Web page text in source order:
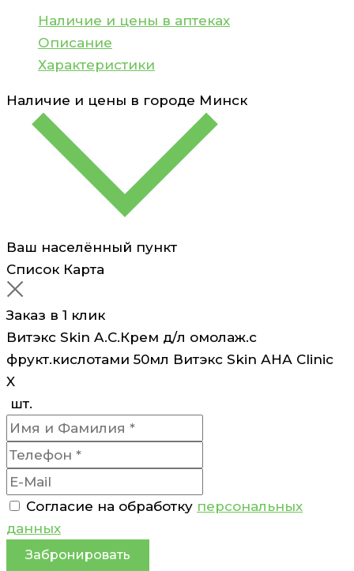
омолаж.с
фрукт.кислотами
Витэкс
Skin
Наличие и цены в аптеках
Описание
Характеристики
Наличие и цены в городе Минск
Ваш населённый пункт
Список Карта
Заказ в 1 клик
Витэкс Skin A.C.Крем д/л омолаж.с
фрукт.кислотами 50мл Витэкс Skin АНА Clinic
X
шт.
Согласие на обработку персональных
данных
Забронировать